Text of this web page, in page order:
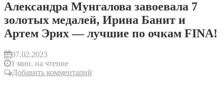
Александра Мунгалова завоевала 7
золотых медалей, Ирина Банит и
Артем Эрих — лучшие по очкам FINA!
07.02.2023
1 мин. на чтение
Добавить комментарий